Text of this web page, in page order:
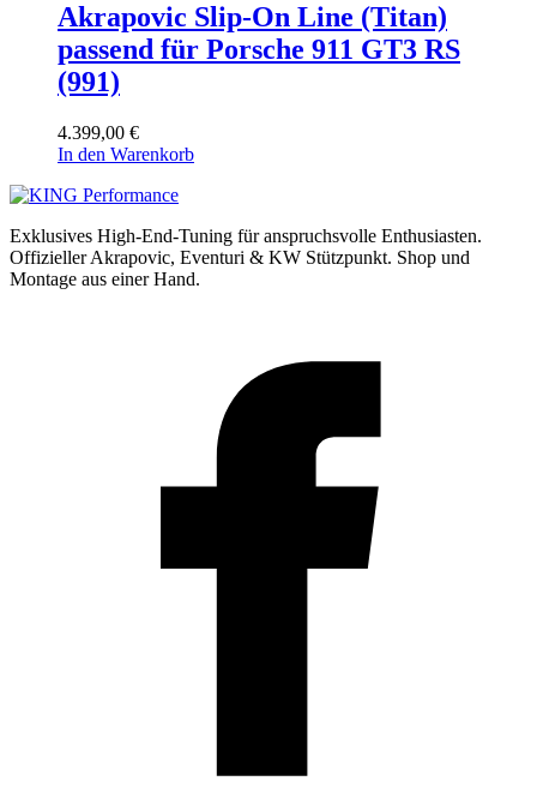
Akrapovic Slip-On Line (Titan)
passend für Porsche 911 GT3 RS
(991)
4.399,00 €
In den Warenkorb
Exklusives High-End-Tuning für anspruchsvolle Enthusiasten.
Offizieller Akrapovic, Eventuri & KW Stützpunkt. Shop und
Montage aus einer Hand.